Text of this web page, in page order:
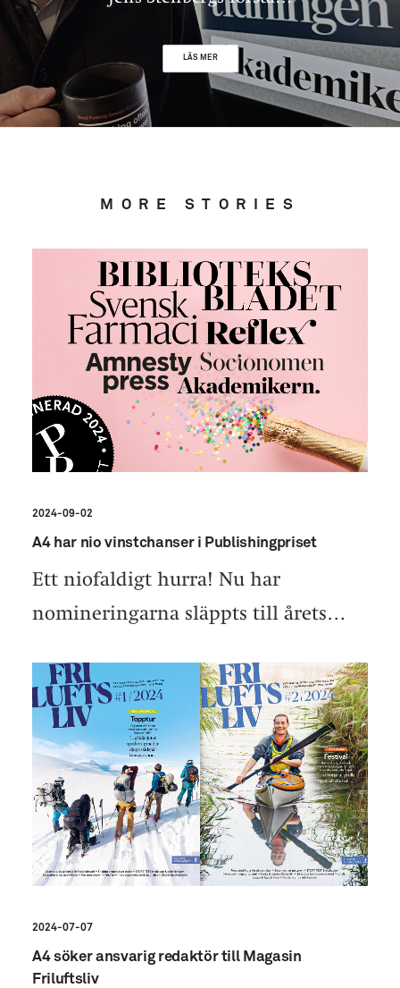
LÄS MER
MORE STORIES
2024-09-02
A4 har nio vinstchanser i Publishingpriset
Ett niofaldigt hurra! Nu har
nomineringarna släppts till årets…
2024-07-07
A4 söker ansvarig redaktör till Magasin
Friluftsliv